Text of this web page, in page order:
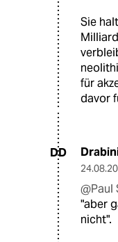
Sie
für
davor
DD
@Paul
"aber
nicht".